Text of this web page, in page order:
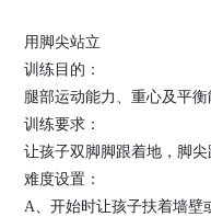
用脚尖站立
训练目的：
腿部运动能力、重心及平衡
训练要求：
让孩子双脚脚跟着地，脚尖
难度设置：
A、开始时让孩子扶着墙壁